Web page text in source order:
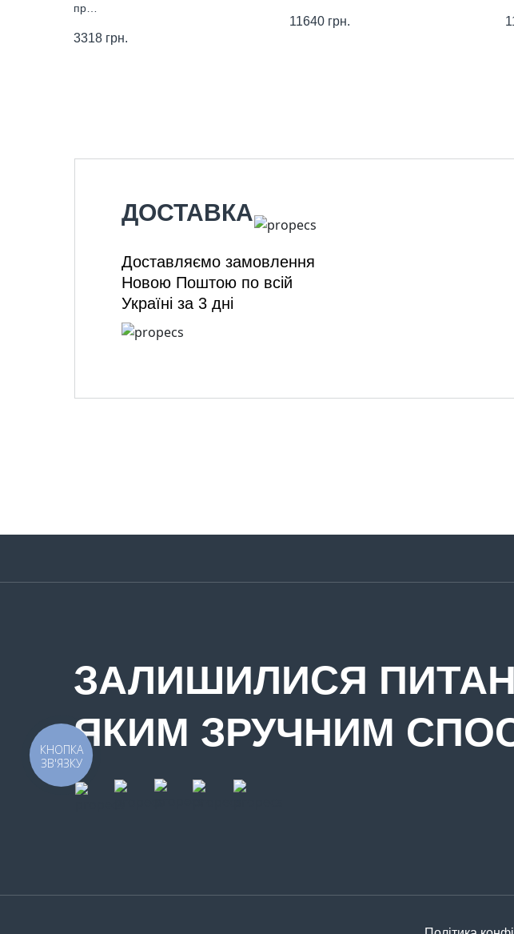
пр…
3318 грн.
11640 грн.
ДОСТАВКА
Доставляємо замовлення
Новою Поштою по всій
Україні за 3 дні
ЗАЛИШИЛИСЯ
ЯКИМ ЗРУЧНИМ
КНОПКА
ЗВ'ЯЗКУ